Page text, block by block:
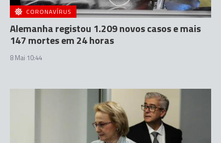
CORONAVÍRUS
Alemanha registou 1.209 novos casos e mais
147 mortes em 24 horas
8 Mai 10:44